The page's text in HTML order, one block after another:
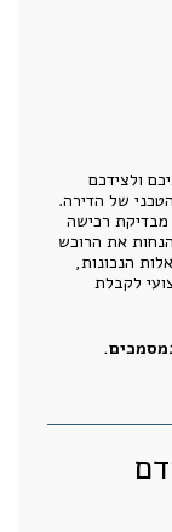
ולצידכם
של הדירה.
מבדיקת רכישה
את הרוכש
הנכונות,
לקבלת